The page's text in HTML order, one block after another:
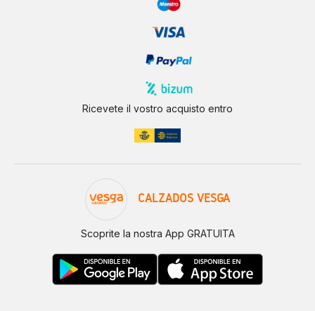
Ricevete il vostro acquisto entro
CALZADOS VESGA
Scoprite la nostra App GRATUITA